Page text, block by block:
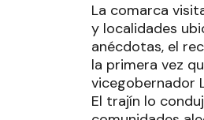
La comarca
y localidades
anécdotas, el
la primera vez
vicegobernador
El trajín lo